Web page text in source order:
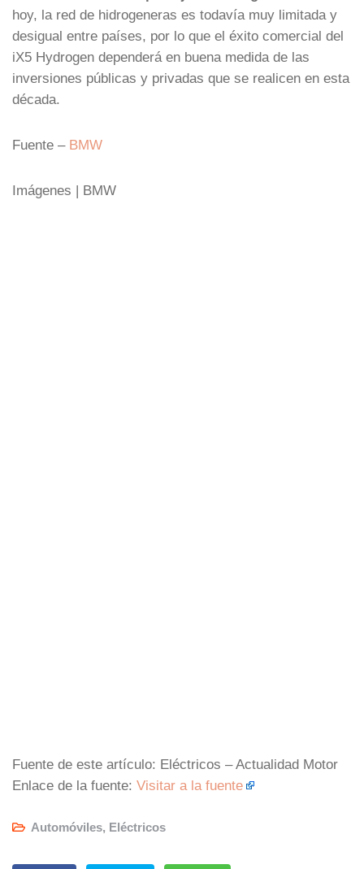
hoy, la red de hidrogeneras es todavía muy limitada y
desigual entre países, por lo que el éxito comercial del
iX5 Hydrogen dependerá en buena medida de las
inversiones públicas y privadas que se realicen en esta
década.
Fuente – BMW
Imágenes | BMW
Fuente de este artículo: Eléctricos – Actualidad Motor
Enlace de la fuente: Visitar a la fuente
Automóviles, Eléctricos